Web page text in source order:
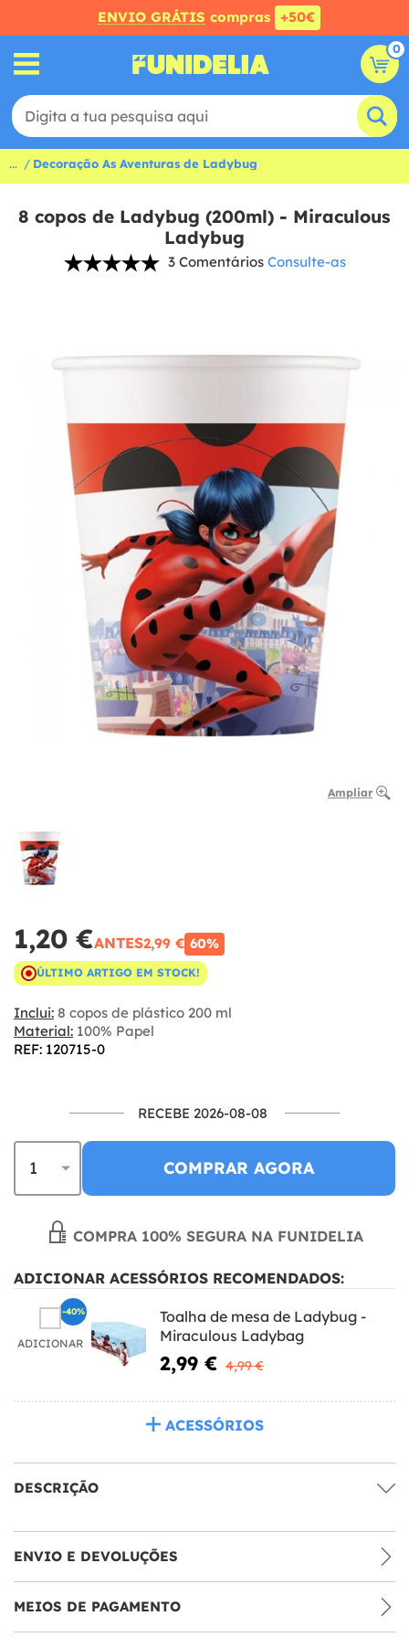
ENVIO GRÁTIS compras +50€
0
... Decoração As Aventuras de Ladybug
8 copos de Ladybug (200ml) - Miraculous
Ladybug
3 Comentários Consulte-as
Ampliar
1,20 €ANTES2,99 € 60%
ÚLTIMO ARTIGO EM STOCK!
Inclui: 8 copos de plástico 200 ml
Material: 100% Papel
REF: 120715-0
RECEBE 2026-08-08
COMPRAR AGORA
COMPRA 100% SEGURA NA FUNIDELIA
ADICIONAR ACESSÓRIOS RECOMENDADOS:
ADICIONAR
Toalha de mesa de Ladybug -
Miraculous Ladybag
2,99 € 4,99 €
-40%
ACESSÓRIOS
DESCRIÇÃO
ENVIO E DEVOLUÇÕES
MEIOS DE PAGAMENTO